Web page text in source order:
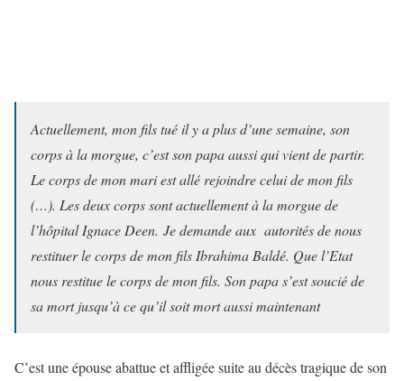
Actuellement, mon fils tué il y a plus d’une semaine, son
corps à la morgue, c’est son papa aussi qui vient de partir.
Le corps de mon mari est allé rejoindre celui de mon fils
(…). Les deux corps sont actuellement à la morgue de
l’hôpital Ignace Deen. Je demande aux autorités de nous
restituer le corps de mon fils Ibrahima Baldé. Que l’Etat
nous restitue le corps de mon fils. Son papa s’est soucié de
sa mort jusqu’à ce qu’il soit mort aussi maintenant
C’est une épouse abattue et affligée suite au décès tragique de son